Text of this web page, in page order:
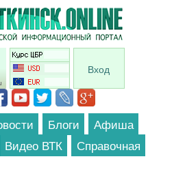
Вход
Блоги
Афиша
Видео ВТК Справочная